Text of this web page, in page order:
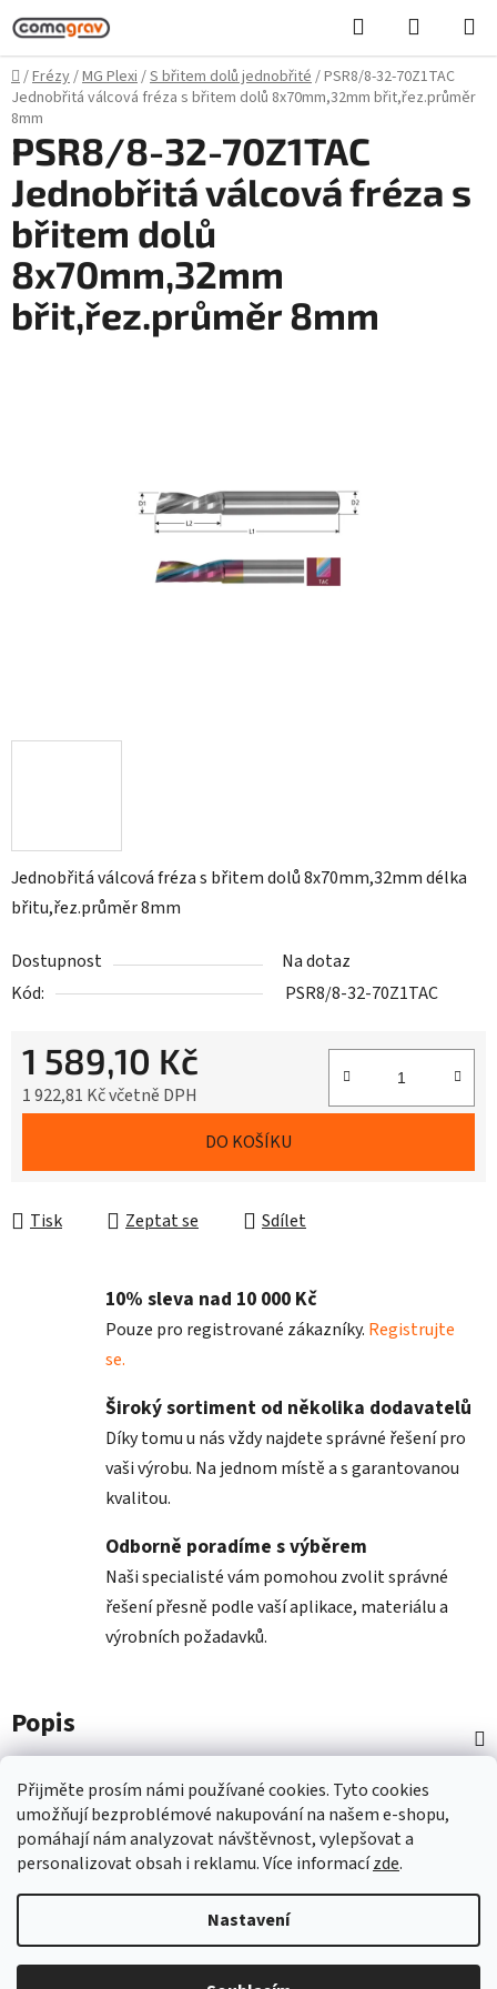
Přijměte prosím námi používané cookies. Tytocookies
umožňujíbezproblémové nakupování na našem e-shopu,
pomáhají námanalyzovat návštěvnost,vylepšovat a
personalizovatobsah i reklamu.Více informacízde.
Nastavení
Přejít
na
obsah
Hledat
KOŠÍK
Domů
/Frézy/MG Plexi/S břitem dolů jednobřité/PSR8/8-32-70Z1TAC
Jednobřitá válcová fréza s břitem dolů 8x70mm,32mm břit,řez.průměr
8mm
Jednobřitá válcová fréza s břitem dolů 8x70mm,32mm délka
břitu,řez.průměr 8mm
Dostupnost
Na dotaz
Kód:
PSR8/8-32-70Z1TAC
1 589,10 Kč
1 922,81 Kč včetně DPH
DO KOŠÍKU
Tisk Zeptat se Sdílet
PSR8/8-32-70Z1TAC
Jednobřitá válcová fréza s
břitem dolů
8x70mm,32mm
břit,řez.průměr 8mm
10% sleva nad 10 000 Kč
Pouze pro registrované zákazníky. Registrujte
se.
Široký sortiment od několika dodavatelů
Díky tomu u nás vždy najdete správné řešení pro
vaši výrobu. Na jednom místě a s garantovanou
kvalitou.
Odborně poradíme s výběrem
Naši specialisté vám pomohou zvolit správné
řešení přesně podle vaší aplikace, materiálu a
výrobních požadavků.
Popis
Diskuze
Vytvořil Shoptet